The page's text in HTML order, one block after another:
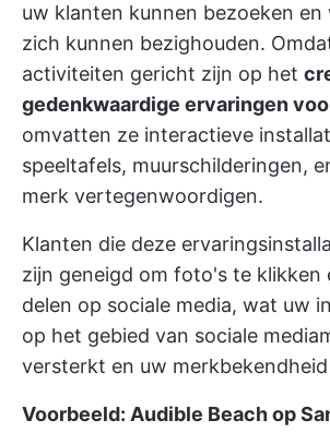
uw klanten kunnen bezoeken en
zich kunnen bezighouden.
activiteiten gericht zijn op het
gedenkwaardige ervaringen
omvatten ze interactieve
speeltafels, muurschilderingen,
merk vertegenwoordigen.
Klanten die deze
zijn geneigd om foto's te klikken
delen op sociale media, wat uw
op het gebied van sociale
versterkt en uw
Voorbeeld: Audible Beach op